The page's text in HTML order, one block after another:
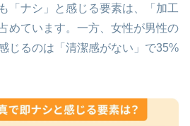
「ナシ」と感じる要素は、「加工
めています。一方、女性が男性の
じるのは「清潔感がない」で35%